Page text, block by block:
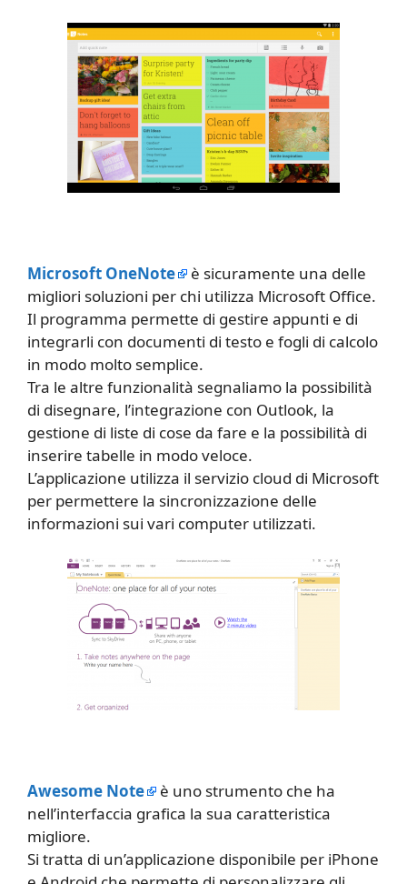
Microsoft OneNote
è sicuramente una delle
migliori soluzioni per chi utilizza Microsoft Office.
Il programma permette di gestire appunti e di
integrarli con documenti di testo e fogli di calcolo
in modo molto semplice.
Tra le altre funzionalità segnaliamo la possibilità
di disegnare, l’integrazione con Outlook, la
gestione di liste di cose da fare e la possibilità di
inserire tabelle in modo veloce.
L’applicazione utilizza il servizio cloud di Microsoft
per permettere la sincronizzazione delle
informazioni sui vari computer utilizzati.
Awesome Note
è uno strumento che ha
nell’interfaccia grafica la sua caratteristica
migliore.
Si tratta di un’applicazione disponibile per iPhone